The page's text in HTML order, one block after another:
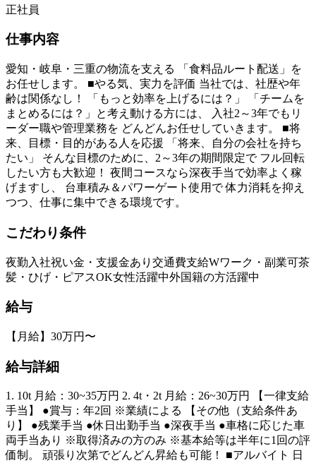
正社員
仕事内容
愛知・岐阜・三重の物流を支える 「食料品ルート配送」を
お任せします。 ■やる気、実力を評価 当社では、社歴や年
齢は関係なし！ 「もっと効率を上げるには？」 「チームを
まとめるには？」と考え動ける方には、 入社2～3年でもリ
ーダー職や管理業務を どんどんお任せしていきます。 ■将
来、目標・目的がある人を応援 「将来、自分の会社を持ち
たい」 そんな目標のために、2～3年の期間限定で フル回転
したい方も大歓迎！ 夜間コースなら深夜手当で効率よく稼
げますし、 台車積み＆パワーゲート使用で 体力消耗を抑え
つつ、仕事に集中できる環境です。
こだわり条件
夜勤 入社祝い金・支援金あり 交通費支給Wワーク・副業可茶
髪・ひげ・ピアスOK女性活躍中外国籍の方活躍中
給与
【月給】30万円〜
給与詳細
1. 10t 月給：30~35万円 2. 4t・2t 月給：26~30万円 【一律支給
手当】 ●賞与：年2回 ※業績による 【その他（支給条件あ
り】 ●残業手当 ●休日出勤手当 ●深夜手当 ●車格に応じた車
両手当あり ※取得済みの方のみ ※基本給等は半年に1回の評
価制。 頑張り次第でどんどん昇給も可能！ ■アルバイト 日